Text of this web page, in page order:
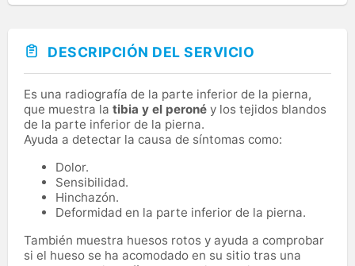
DESCRIPCIÓN DEL SERVICIO
Es una radiografía de la parte inferior de la pierna,
que muestra la tibia y el peroné y los tejidos blandos
de la parte inferior de la pierna.
Ayuda a detectar la causa de síntomas como:
Dolor.
Sensibilidad.
Hinchazón.
Deformidad en la parte inferior de la pierna.
También muestra huesos rotos y ayuda a comprobar
si el hueso se ha acomodado en su sitio tras una